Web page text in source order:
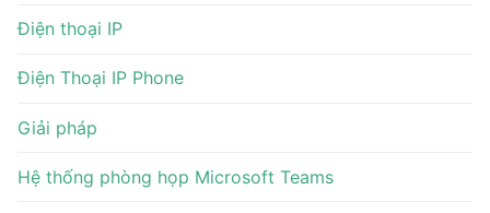
Điện thoại IP
Điện Thoại IP Phone
Giải pháp
Hệ thống phòng họp Microsoft Teams